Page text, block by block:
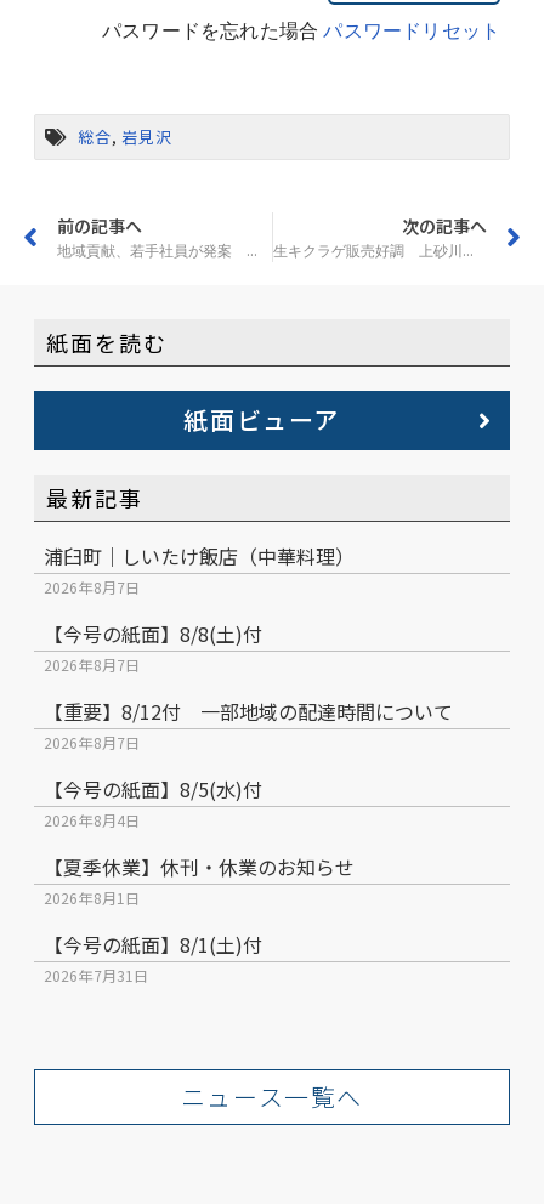
パスワードを忘れた場合パスワードリセット
総合,岩見沢
前の記事へ
地域貢献、若手社員が発案 滝川の田端本堂
次の記事へ
生キクラゲ販売好調 上砂川の「それいゆ」
紙面を読む
紙面ビューア
最新記事
浦臼町｜しいたけ飯店（中華料理）
2026年8月7日
【今号の紙面】8/8(土)付
2026年8月7日
【重要】8/12付 一部地域の配達時間について
2026年8月7日
【今号の紙面】8/5(水)付
2026年8月4日
【夏季休業】休刊・休業のお知らせ
2026年8月1日
【今号の紙面】8/1(土)付
2026年7月31日
ニュース一覧へ